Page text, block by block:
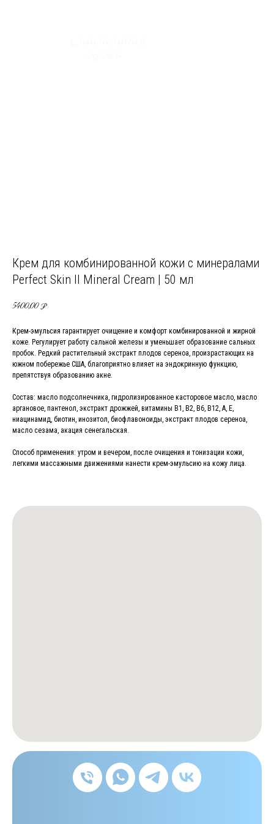
Крем для комбинированной кожи с минералами
Perfect Skin II Mineral Cream | 50 мл
5400,00 ₽
Крем-эмульсия гарантирует очищение и комфорт комбинированной и жирной
коже. Регулирует работу сальной железы и уменьшает образование сальных
пробок. Редкий растительный экстракт плодов сереноа, произрастающих на
южном побережье США, благоприятно влияет на эндокринную функцию,
препятствуя образованию акне.
Состав: масло подсолнечника, гидролизированное касторовое масло, масло
аргановое, пантенол, экстракт дрожжей, витамины В1, В2, В6, В12, А, Е,
ниацинамид, биотин, инозитол, биофлавоноиды, экстракт плодов сереноа,
масло сезама, акация сенегальская.
Способ применения: утром и вечером, после очищения и тонизации кожи,
легкими массажными движениями нанести крем-эмульсию на кожу лица.